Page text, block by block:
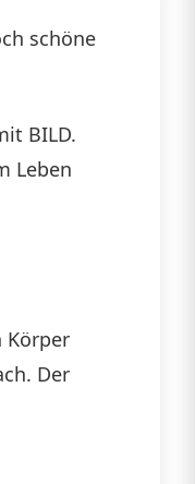
schöne
BILD.
Leben
Körper
Der